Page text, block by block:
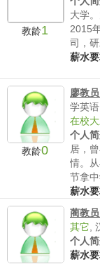
教龄1
大学
2015
司，
薪水要
教龄0
廖教员
学英语
在校
个人简
居，
情。
节拿中
薪水要
蔺教员
其它
个人简
薪水要